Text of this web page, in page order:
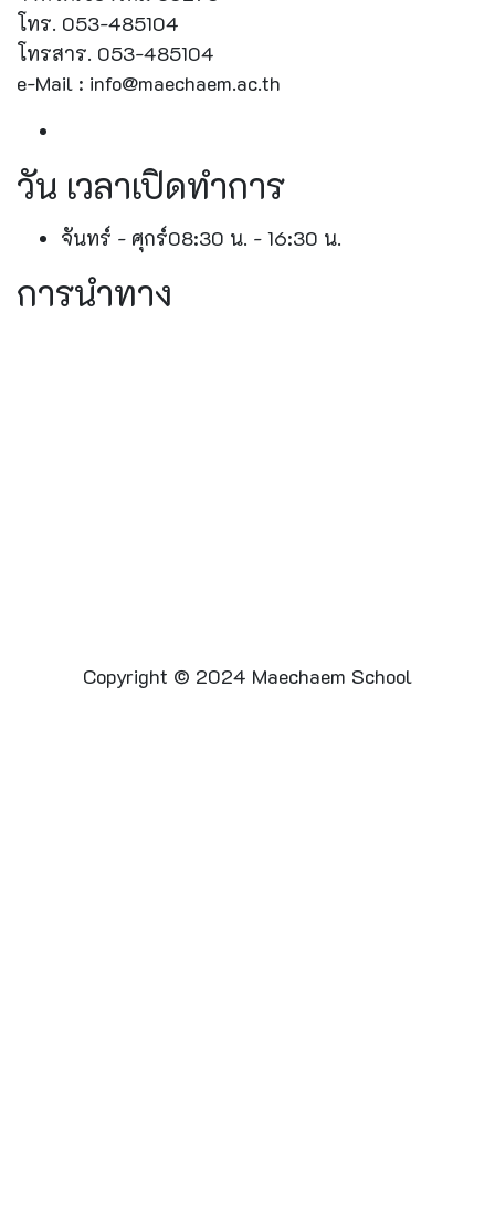
โทร. 053-485104
โทรสาร. 053-485104
e-Mail : info@maechaem.ac.th
วัน เวลาเปิดทำการ
จันทร์ - ศุกร์08:30 น. - 16:30 น.
การนำทาง
Copyright © 2024 Maechaem School